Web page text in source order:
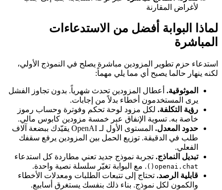
لأغراض المقارنة
لماذا البوابة أفضل من الاستدعاءات
المباشرة
استدعاء حزم تطوير المزودين مباشرة يصلح في النموذج الأولي،
لكنه ينهار حالما يصبح أي مما يلي مهماً:
الموثوقية.أعطال المزودين تحدث شهرياً. بدون تجاوز الفشل
يرى المستخدمون أخطاء بدلاً من إجابات.
رؤية التكلفة.لكل مزود لوحة تحكم وفوترة وحساب رموز
خاصة به. تسوية الإنفاق عبر خمسة مزودين كابوس مالي.
حدود المعدل.
المستوى الأول لـ OpenAI يقيّدك ببضعة آلاف
طلب في الدقيقة. توزيع الحمل بين المزودين يرفع سقفك
الفعلي.
تبديل النماذج.تجربة نموذج جديد تعني مطاردة كل استدعاء
openai.chat()
. مع البوابة تغيّر سلسلة نصية واحدة.
قابلية الرصد.تحتاج إلى تتبعات الطلبات ومعدلات الأخطاء
والكمون لكل نموذج. بناء ذلك بنفسك يستغرق أسابيع.